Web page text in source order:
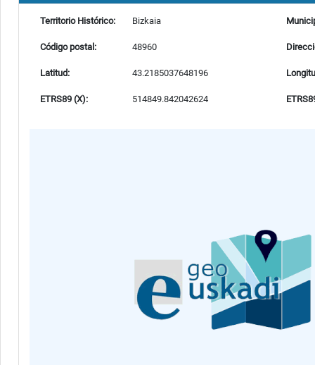
Territorio Histórico: Bizkaia
Código postal: 48960
Latitud: 43.2185037648196
ETRS89 (X): 514849.842042624